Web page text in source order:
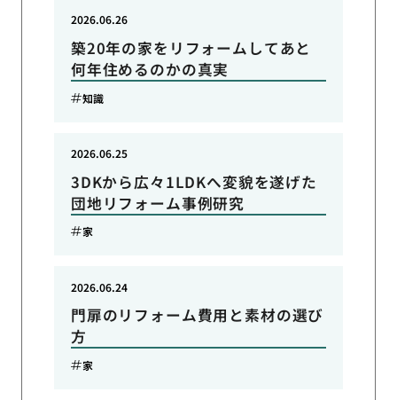
築20年の家をリフォームしてあと
何年住めるのかの真実
2026.06.26
知識
3DKから広々1LDKへ変貌を遂げた
団地リフォーム事例研究
2026.06.25
家
門扉のリフォーム費用と素材の選び
方
2026.06.24
家